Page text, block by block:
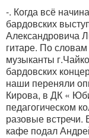
-. Когда всё
бардовских
Александровича
гитаре. По
музыканты
бардовских
наши переняли
Кирова, в ДК «
педагогическом
разовые встречи.
кафе подал